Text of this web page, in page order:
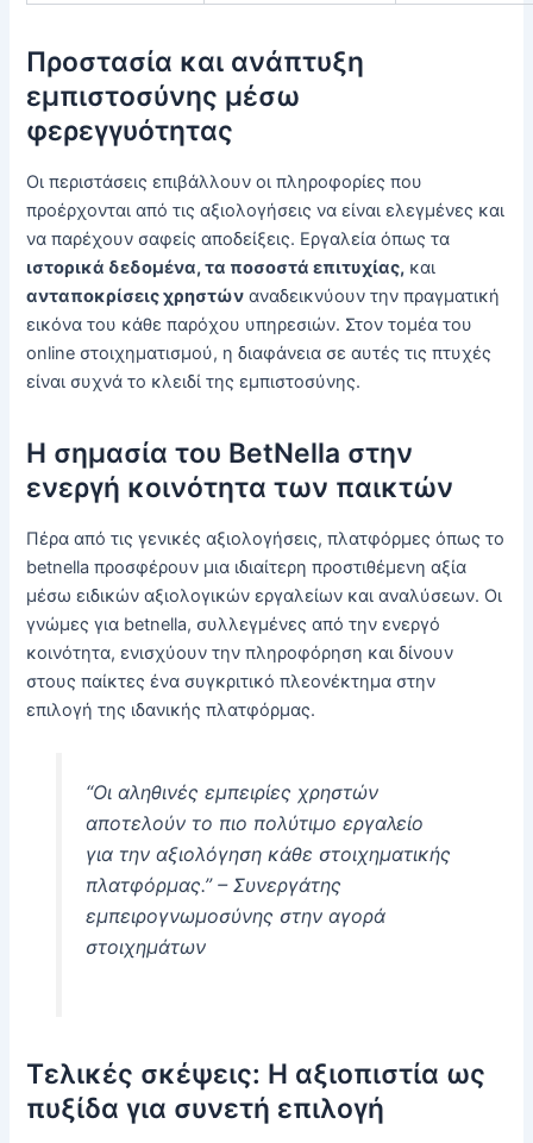
Προστασία και ανάπτυξη
εμπιστοσύνης μέσω
φερεγγυότητας
Οι περιστάσεις επιβάλλουν οι πληροφορίες που
προέρχονται από τις αξιολογήσεις να είναι ελεγμένες και
να παρέχουν σαφείς αποδείξεις. Εργαλεία όπως τα
ιστορικά δεδομένα, τα ποσοστά επιτυχίας, και
ανταποκρίσεις χρηστών αναδεικνύουν την πραγματική
εικόνα του κάθε παρόχου υπηρεσιών. Στον τομέα του
online στοιχηματισμού, η διαφάνεια σε αυτές τις πτυχές
είναι συχνά το κλειδί της εμπιστοσύνης.
Η σημασία του BetNella στην
ενεργή κοινότητα των παικτών
Πέρα από τις γενικές αξιολογήσεις, πλατφόρμες όπως το
betnella προσφέρουν μια ιδιαίτερη προστιθέμενη αξία
μέσω ειδικών αξιολογικών εργαλείων και αναλύσεων. Οι
γνώμες για betnella, συλλεγμένες από την ενεργό
κοινότητα, ενισχύουν την πληροφόρηση και δίνουν
στους παίκτες ένα συγκριτικό πλεονέκτημα στην
επιλογή της ιδανικής πλατφόρμας.
“Οι αληθινές εμπειρίες χρηστών
αποτελούν το πιο πολύτιμο εργαλείο
για την αξιολόγηση κάθε στοιχηματικής
πλατφόρμας.” – Συνεργάτης
εμπειρογνωμοσύνης στην αγορά
στοιχημάτων
Τελικές σκέψεις: Η αξιοπιστία ως
πυξίδα για συνετή επιλογή